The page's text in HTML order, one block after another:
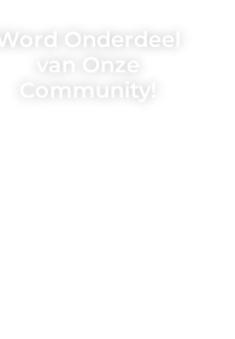
Word Onderdeel
van Onze
Community!